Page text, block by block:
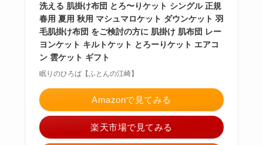
洗える 肌掛け布団 とろ〜りケット シングル 正規
春用 夏用 秋用 マシュマロケット ダウンケット 羽
毛肌掛け布団 をご検討の方に 肌掛け 肌布団 レー
ヨンケット キルトケット とろーりケット エアコ
ン 雲ケット ギフト
眠りのひろば【ふとんの江崎】
Amazonで見てみる
楽天市場で見てみる